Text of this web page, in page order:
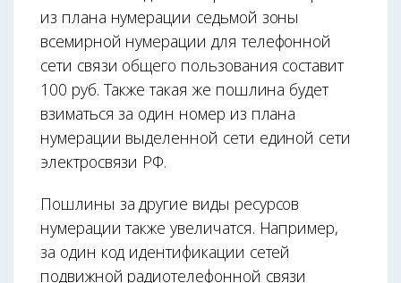
из плана нумерации седьмой зоны
всемирной нумерации для телефонной
сети связи общего пользования составит
100 руб. Также такая же пошлина будет
взиматься за один номер из плана
нумерации выделенной сети единой сети
электросвязи РФ.
Пошлины за другие виды ресурсов
нумерации также увеличатся. Например,
за один код идентификации сетей
подвижной радиотелефонной связи